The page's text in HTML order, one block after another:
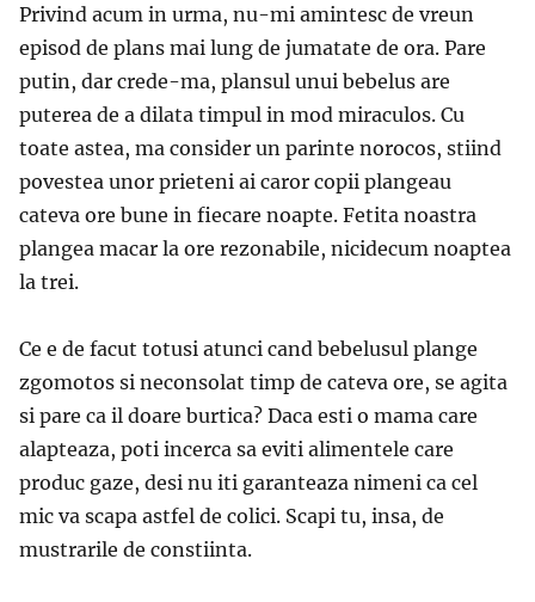
Privind acum in urma, nu-mi amintesc de vreun
episod de plans mai lung de jumatate de ora. Pare
putin, dar crede-ma, plansul unui bebelus are
puterea de a dilata timpul in mod miraculos. Cu
toate astea, ma consider un parinte norocos, stiind
povestea unor prieteni ai caror copii plangeau
cateva ore bune in fiecare noapte. Fetita noastra
plangea macar la ore rezonabile, nicidecum noaptea
la trei.
Ce e de facut totusi atunci cand bebelusul plange
zgomotos si neconsolat timp de cateva ore, se agita
si pare ca il doare burtica? Daca esti o mama care
alapteaza, poti incerca sa eviti alimentele care
produc gaze, desi nu iti garanteaza nimeni ca cel
mic va scapa astfel de colici. Scapi tu, insa, de
mustrarile de constiinta.